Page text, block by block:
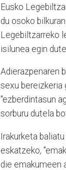
Eusko
du osoko
Legebiltzarreko
isilunea egin
Adierazpenaren
sexu bereizkeria
"ezberdintasun
sorburu dutela
Irakurketa
eskatzeko,
die emakumeen